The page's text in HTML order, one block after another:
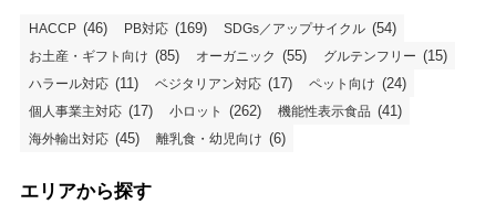
HACCP (46) PB対応 (169) SDGs／アップサイクル (54)
お土産・ギフト向け (85) オーガニック (55) グルテンフリー (15)
ハラール対応 (11) ベジタリアン対応 (17) ペット向け (24)
個人事業主対応 (17) 小ロット (262) 機能性表示食品 (41)
海外輸出対応 (45) 離乳食・幼児向け (6)
エリアから探す